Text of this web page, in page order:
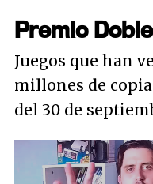
Premio
Juegos que han
millones de
del 30 de